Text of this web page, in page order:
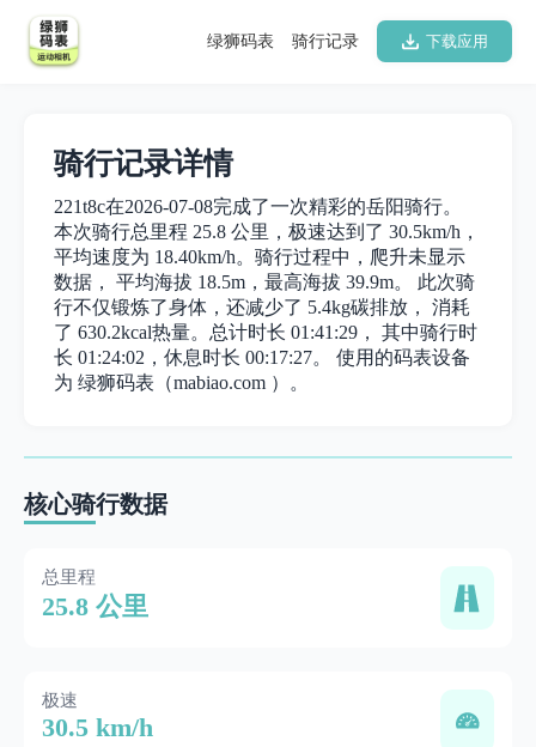
下载应用
骑行记录
绿狮码表
骑行记录详情
221t8c在2026-07-08完成了一次精彩的岳阳骑行。
本次骑行总里程 25.8 公里，极速达到了 30.5km/h，
平均速度为 18.40km/h。骑行过程中，爬升未显示
数据， 平均海拔 18.5m，最高海拔 39.9m。 此次骑
行不仅锻炼了身体，还减少了 5.4kg碳排放， 消耗
了 630.2kcal热量。总计时长 01:41:29， 其中骑行时
长 01:24:02，休息时长 00:17:27。 使用的码表设备
为 绿狮码表（mabiao.com ）。
核心骑行数据
总里程
25.8 公里
极速
30.5 km/h